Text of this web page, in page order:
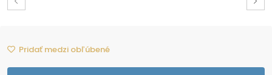
Pridať medzi obľúbené